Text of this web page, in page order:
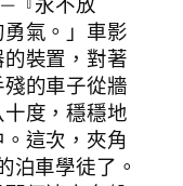
氣。」車影
裝置，對著
的車子從牆
度，穩穩地
這次，夾角
車學徒了。